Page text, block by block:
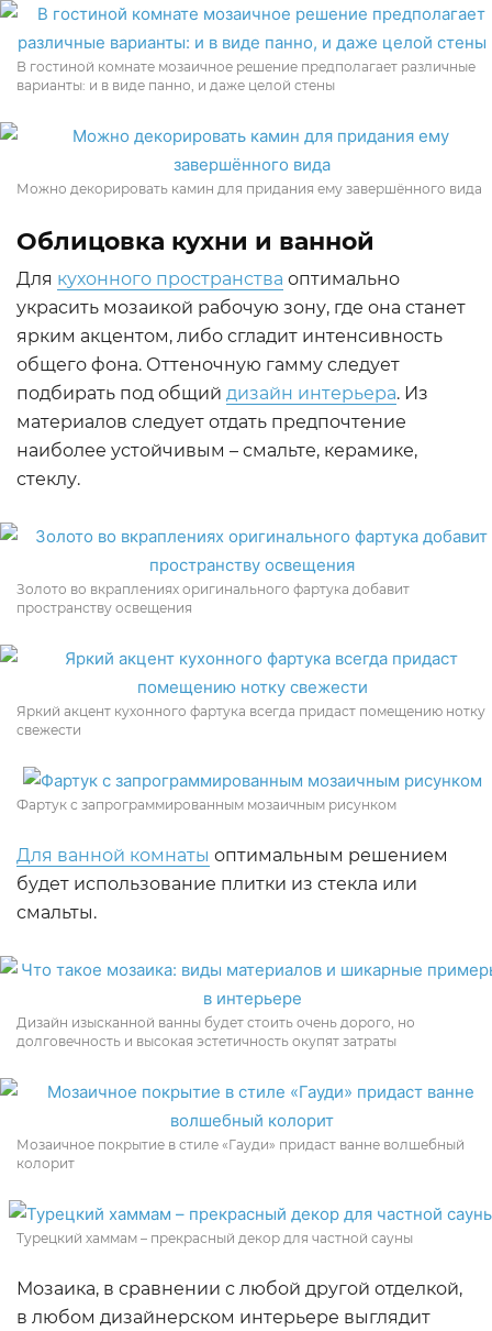
В гостиной комнате мозаичное решение предполагает различные
варианты: и в виде панно, и даже целой стены
Можно декорировать камин для придания ему завершённого вида
Облицовка кухни и ванной
Для кухонного пространства оптимально
украсить мозаикой рабочую зону, где она станет
ярким акцентом, либо сгладит интенсивность
общего фона. Оттеночную гамму следует
подбирать под общий дизайн интерьера. Из
материалов следует отдать предпочтение
наиболее устойчивым – смальте, керамике,
стеклу.
Золото во вкраплениях оригинального фартука добавит
пространству освещения
Яркий акцент кухонного фартука всегда придаст помещению нотку
свежести
Фартук с запрограммированным мозаичным рисунком
Для ванной комнаты оптимальным решением
будет использование плитки из стекла или
смальты.
Дизайн изысканной ванны будет стоить очень дорого, но
долговечность и высокая эстетичность окупят затраты
Мозаичное покрытие в стиле «Гауди» придаст ванне волшебный
колорит
Турецкий хаммам – прекрасный декор для частной сауны
Мозаика, в сравнении с любой другой отделкой,
в любом дизайнерском интерьере выглядит